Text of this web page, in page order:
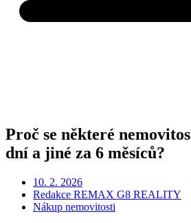
Proč se některé
dní a jiné za 6 měsíců?
10. 2. 2026
Redakce REMAX G8 REALITY
Nákup nemovitosti